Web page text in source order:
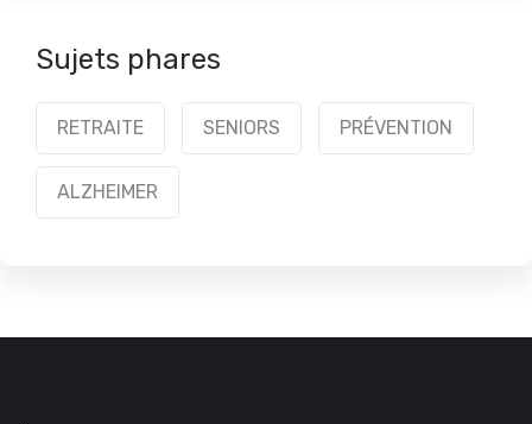
Sujets phares
RETRAITE SENIORS PRÉVENTION
ALZHEIMER